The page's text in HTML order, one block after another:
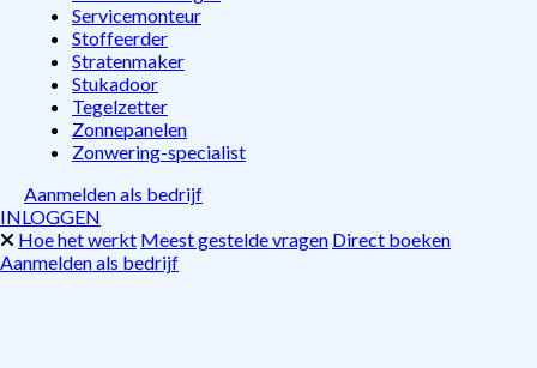
Servicemonteur
Stoffeerder
Stratenmaker
Stukadoor
Tegelzetter
Zonnepanelen
Zonwering-specialist
Aanmelden als bedrijf
INLOGGEN
Hoe het werkt Meest gestelde vragen Direct boeken
Aanmelden als bedrijf